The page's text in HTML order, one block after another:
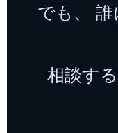
でも、 誰
相談す